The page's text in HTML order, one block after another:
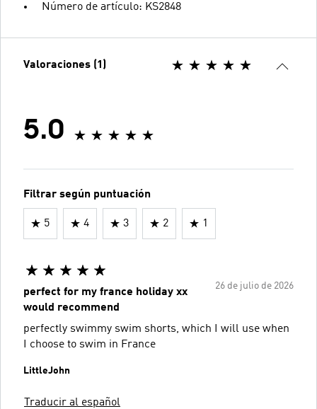
Número de artículo: KS2848
Valoraciones (1)
5.0
Filtrar según puntuación
5 4 3 2 1
26 de julio de 2026
perfect for my france holiday xx
would recommend
perfectly swimmy swim shorts, which I will use when
I choose to swim in France
LittleJohn
Traducir al español